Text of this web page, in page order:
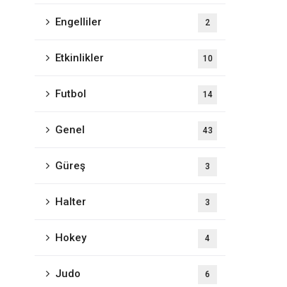
Engelliler 2
Etkinlikler 10
Futbol 14
Genel 43
Güreş 3
Halter 3
Hokey 4
Judo 6